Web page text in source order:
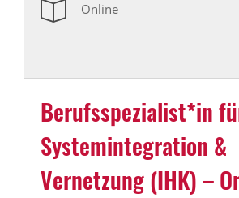
Online
Berufsspezialist*in
Systemintegration &
Vernetzung (IHK) –